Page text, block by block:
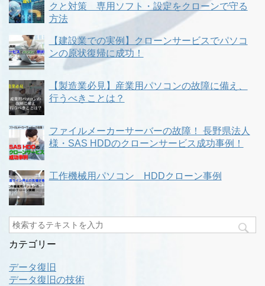
クと対策 専用ソフト・設定をクローンで守る
方法
【建設業での実例】クローンサービスでパソコ
ンの原状復帰に成功！
【製造業必見】産業用パソコンの故障に備え、
行うべきことは？
ファイルメーカーサーバーの故障！ 長野県法人
様・SAS HDDのクローンサービス成功事例！
工作機械用パソコン HDDクローン事例
カテゴリー
データ復旧
データ復旧の技術